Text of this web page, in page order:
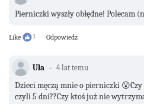
Pierniczki wyszły obłędne! Polecam
Like 1 Odpowiedz
Ula 4 lat temu
Dzieci męczą mnie o pierniczki
czyli 5 dni??Czy ktoś już nie